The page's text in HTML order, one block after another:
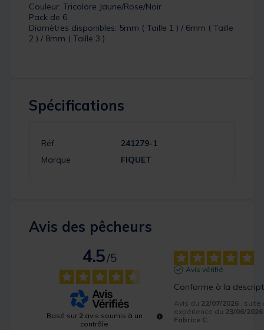
Couleur: Tricolore Jaune/Rose/Noir
Pack de 6
Diamètres disponibles: 5mm ( Taille 1 ) / 6mm ( Taille
2 ) / 8mm ( Taille 3 )
Spécifications
Réf.
241279-1
Marque
FIQUET
Avis des pêcheurs
4.5
/5
Basé sur 2 avis soumis à un
contrôle
Avis vérifié
Conforme à la
Avis du 22/07/2026
,
expérience du 23/06/2026
Fabrice C.